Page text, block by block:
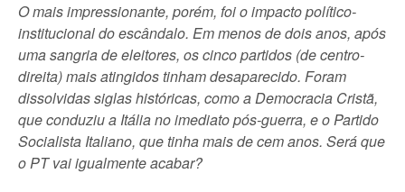
O mais impressionante, porém, foi o impacto político-
institucional do escândalo. Em menos de dois anos, após
uma sangria de eleitores, os cinco partidos (de centro-
direita) mais atingidos tinham desaparecido. Foram
dissolvidas siglas históricas, como a Democracia Cristã,
que conduziu a Itália no imediato pós-guerra, e o Partido
Socialista Italiano, que tinha mais de cem anos. Será que
o PT vai igualmente acabar?